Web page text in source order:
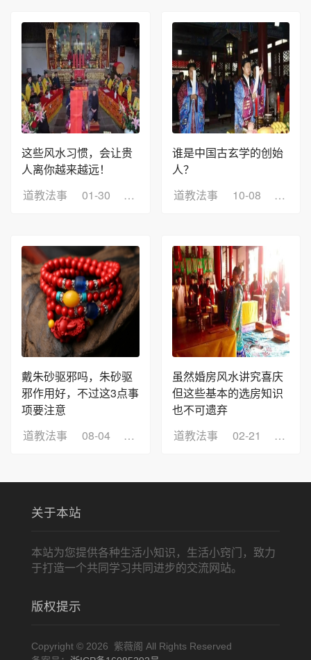
这些风水习惯，会让贵
人离你越来越远！
道教法事
01-30 浏览：7
谁是中国古玄学的创始
人？
道教法事
10-08 浏览
戴朱砂驱邪吗，朱砂驱
邪作用好，不过这3点事
项要注意
道教法事
08-04 浏览：14
虽然婚房风水讲究喜庆
但这些基本的选房知识
也不可遗弃
道教法事
02-21 浏览
关于本站
本站为您提供各种生活小知识，生活小窍门，致力
于打造一个共同学习共同进步的交流网站。
版权提示
Copyright © 2026 紫薇阁 All Rights Reserved